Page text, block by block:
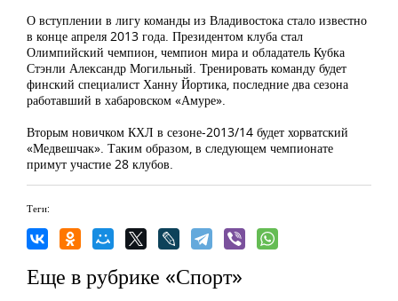
О вступлении в лигу команды из Владивостока стало известно
в конце апреля 2013 года. Президентом клуба стал
Олимпийский чемпион, чемпион мира и обладатель Кубка
Стэнли Александр Могильный. Тренировать команду будет
финский специалист Ханну Йортика, последние два сезона
работавший в хабаровском «Амуре».
Вторым новичком КХЛ в сезоне-2013/14 будет хорватский
«Медвешчак». Таким образом, в следующем чемпионате
примут участие 28 клубов.
Теги:
Еще в рубрике «Спорт»